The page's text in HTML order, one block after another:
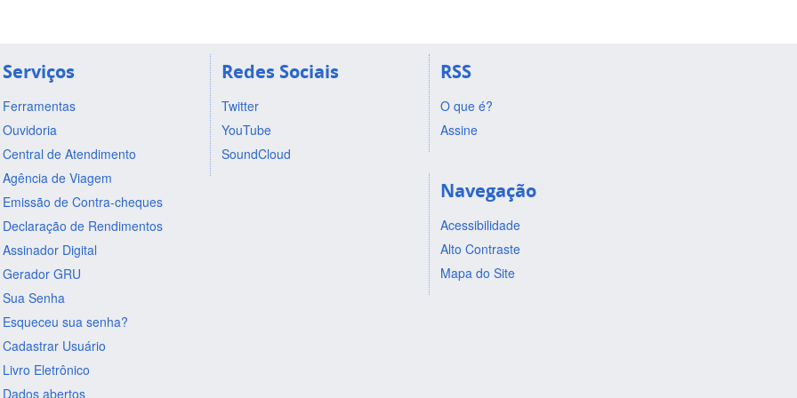
Serviços
Ferramentas
Ouvidoria
Central de Atendimento
Agência de Viagem
Emissão de Contra-cheques
Declaração de Rendimentos
Assinador Digital
Gerador GRU
Sua Senha
Esqueceu sua senha?
Cadastrar Usuário
Livro Eletrônico
Dados abertos
Redes Sociais
Twitter
YouTube
SoundCloud
RSS
O que é?
Assine
Navegação
Acessibilidade
Alto Contraste
Mapa do Site